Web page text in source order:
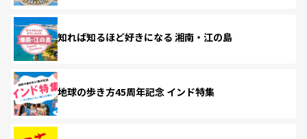
知れば知るほど好きになる 湘南・江の島
地球の歩き方45周年記念 インド特集